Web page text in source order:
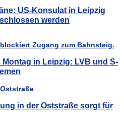
US-Konsulat in Leipzig
werden
Montag in Leipzig: LVB und S-
in der Oststraße sorgt für